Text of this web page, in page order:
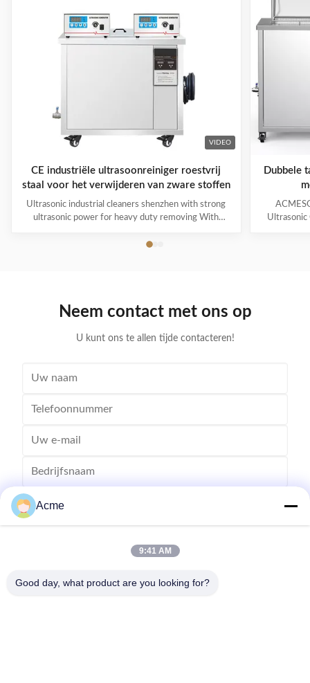
VIDEO
CE industriële ultrasoonreiniger roestvrij
staal voor het verwijderen van zware stoffen
Ultrasonic industrial cleaners shenzhen with strong
ultrasonic power for heavy duty removing With
widely used in engine block, engine parts cleaning,
ultrasonic cleaning of engine parts,
Dubbele
Ultrasonic
Neem contact met ons op
U kunt ons te allen tijde contacteren!
Verzend
Acme
9:41 AM
Good day, what product are you looking for?